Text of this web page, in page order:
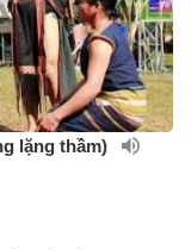
lặng thầm)